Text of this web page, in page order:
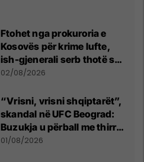
Ftohet nga prokuroria e
Kosovës për krime lufte,
ish-gjenerali serb thotë se
dikush e tradhtoi në
02/08/2026
“Vrisni, vrisni shqiptarët”,
skandal në UFC Beograd:
Buzukja u përball me thirrje
anti-shqiptare nga
01/08/2026